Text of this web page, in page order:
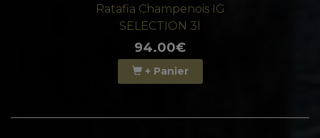
Ratafia Champenois IG
SELECTION 3l
94.00€
+ Panier